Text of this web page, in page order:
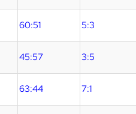
60:51 5:3
45:57 3:5
63:44 7:1